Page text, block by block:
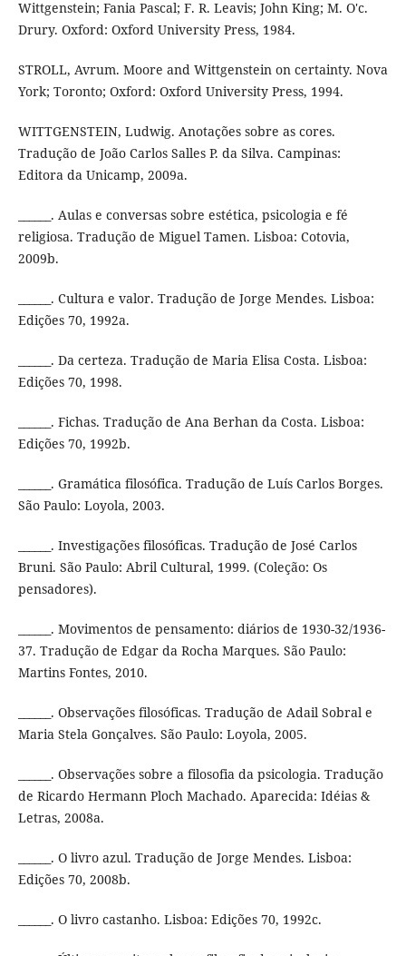
Wittgenstein; Fania Pascal; F. R. Leavis; John King; M. O'c.
Drury. Oxford: Oxford University Press, 1984.
STROLL, Avrum. Moore and Wittgenstein on certainty. Nova
York; Toronto; Oxford: Oxford University Press, 1994.
WITTGENSTEIN, Ludwig. Anotações sobre as cores.
Tradução de João Carlos Salles P. da Silva. Campinas:
Editora da Unicamp, 2009a.
______. Aulas e conversas sobre estética, psicologia e fé
religiosa. Tradução de Miguel Tamen. Lisboa: Cotovia,
2009b.
______. Cultura e valor. Tradução de Jorge Mendes. Lisboa:
Edições 70, 1992a.
______. Da certeza. Tradução de Maria Elisa Costa. Lisboa:
Edições 70, 1998.
______. Fichas. Tradução de Ana Berhan da Costa. Lisboa:
Edições 70, 1992b.
______. Gramática filosófica. Tradução de Luís Carlos Borges.
São Paulo: Loyola, 2003.
______. Investigações filosóficas. Tradução de José Carlos
Bruni. São Paulo: Abril Cultural, 1999. (Coleção: Os
pensadores).
______. Movimentos de pensamento: diários de 1930-32/1936-
37. Tradução de Edgar da Rocha Marques. São Paulo:
Martins Fontes, 2010.
______. Observações filosóficas. Tradução de Adail Sobral e
Maria Stela Gonçalves. São Paulo: Loyola, 2005.
______. Observações sobre a filosofia da psicologia. Tradução
de Ricardo Hermann Ploch Machado. Aparecida: Idéias &
Letras, 2008a.
______. O livro azul. Tradução de Jorge Mendes. Lisboa:
Edições 70, 2008b.
______. O livro castanho. Lisboa: Edições 70, 1992c.